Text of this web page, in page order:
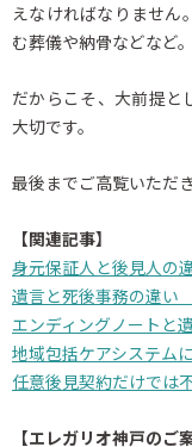
えなければなりません
む葬儀や納骨などなど。
だからこそ、大前提と
大切です。
最後までご高覧いただ
【関連記事】
身元保証人と後見人の
遺言と死後事務の違い
エンディングノートと
地域包括ケアシステム
任意後見契約だけでは
【エレガリオ神戸のご